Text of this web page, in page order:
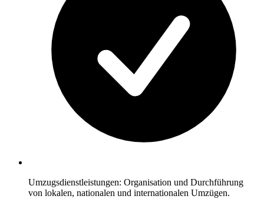
Umzugsdienstleistungen: Organisation und Durchführung
von lokalen, nationalen und internationalen Umzügen.